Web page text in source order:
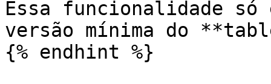
Essa funcionalidade
versão mínima do
{% endhint %}